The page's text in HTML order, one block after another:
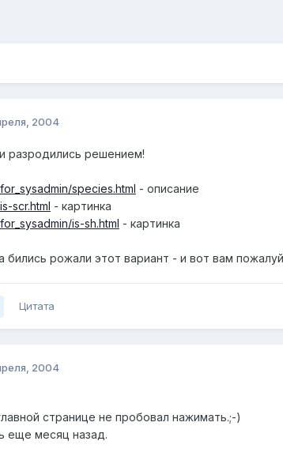
2004
разродились решением!
species.html - описание
scr.html - картинка
is-sh.html - картинка
бились рожали этот вариант - и вот вам
Цитата
2004
странице не пробовал нажимать.;-)
еще месяц назад.